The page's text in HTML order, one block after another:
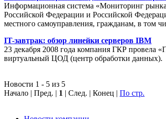
Информационная система «Мониторинг
Российской Федерации и Российской
местного самоуправления, гражданам, в том
IT-завтрак: обзор линейки серверов IBM
23 декабря 2008 года компания ГКР провела
виртуальный ЦОД (центр обработки данных).
Новости 1 - 5 из 5
Начало | Пред. | 1 | След. | Конец | По стр.